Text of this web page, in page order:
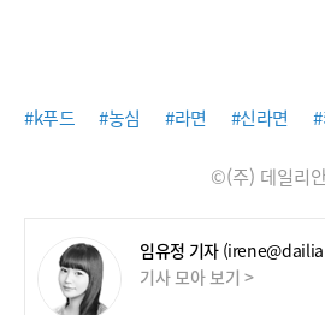
#k푸드 #농심 #라면 #신라면
©(주) 데일리
임유정 기자
기사 모아 보기 >